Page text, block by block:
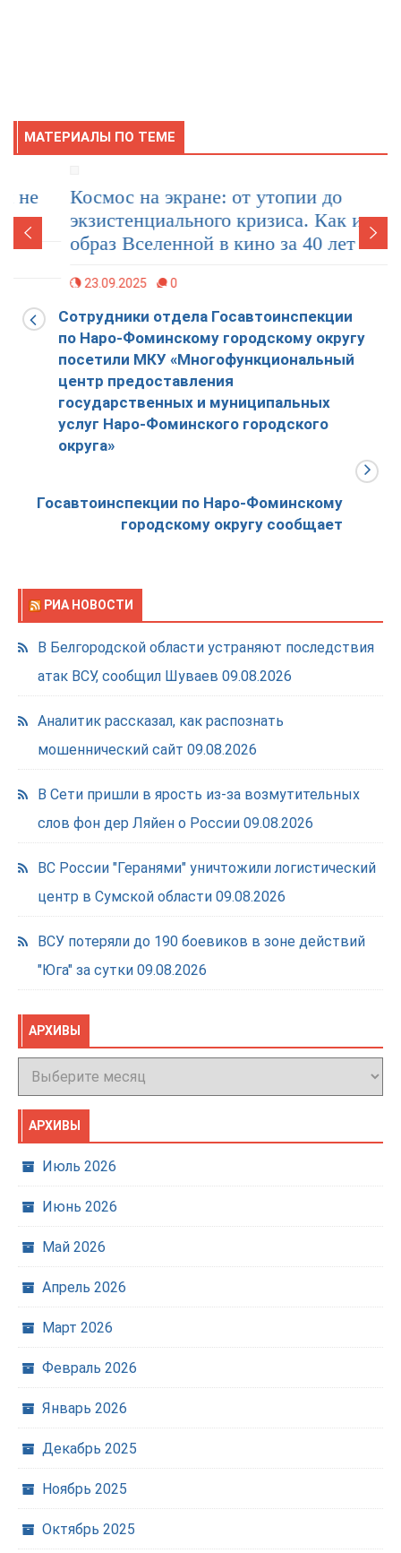
МАТЕРИАЛЫ ПО ТЕМЕ
Космос на экране: от утопии до
экзистенциального кризиса. Как изменился
образ Вселенной в кино за 40 лет
23.09.2025 0
Сотрудники отдела Госавтоинспекции
по Наро-Фоминскому городскому округу
посетили МКУ «Многофункциональный
центр предоставления
государственных и муниципальных
услуг Наро-Фоминского городского
округа»
Госавтоинспекции по Наро-Фоминскому
городскому округу сообщает
РИА НОВОСТИ
В Белгородской области устраняют последствия
атак ВСУ, сообщил Шуваев 09.08.2026
Аналитик рассказал, как распознать
мошеннический сайт 09.08.2026
В Сети пришли в ярость из-за возмутительных
слов фон дер Ляйен о России 09.08.2026
ВС России "Геранями" уничтожили логистический
центр в Сумской области 09.08.2026
ВСУ потеряли до 190 боевиков в зоне действий
"Юга" за сутки 09.08.2026
АРХИВЫ
Архивы
АРХИВЫ
Июль 2026
Июнь 2026
Май 2026
Апрель 2026
Март 2026
Февраль 2026
Январь 2026
Декабрь 2025
Ноябрь 2025
Октябрь 2025